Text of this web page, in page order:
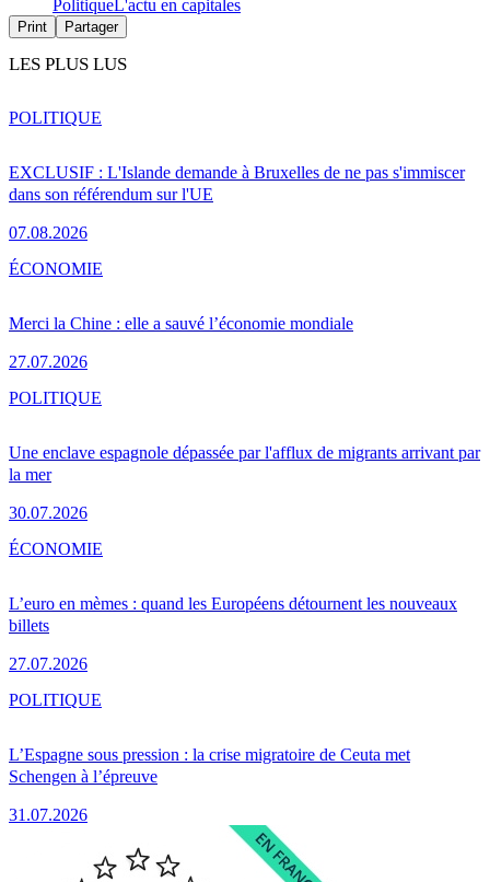
Politique L'actu en capitales
Print Partager
LES PLUS LUS
EXCLUSIF : L'Islande demande à Bruxelles de ne pas s'immiscer
dans son référendum sur l'UE
07.08.2026
POLITIQUE
Merci la Chine : elle a sauvé l’économie mondiale
27.07.2026
ÉCONOMIE
Une enclave espagnole dépassée par l'afflux de migrants arrivant par
la mer
30.07.2026
POLITIQUE
L’euro en mèmes : quand les Européens détournent les nouveaux
billets
27.07.2026
ÉCONOMIE
L’Espagne sous pression : la crise migratoire de Ceuta met
Schengen à l’épreuve
31.07.2026
POLITIQUE